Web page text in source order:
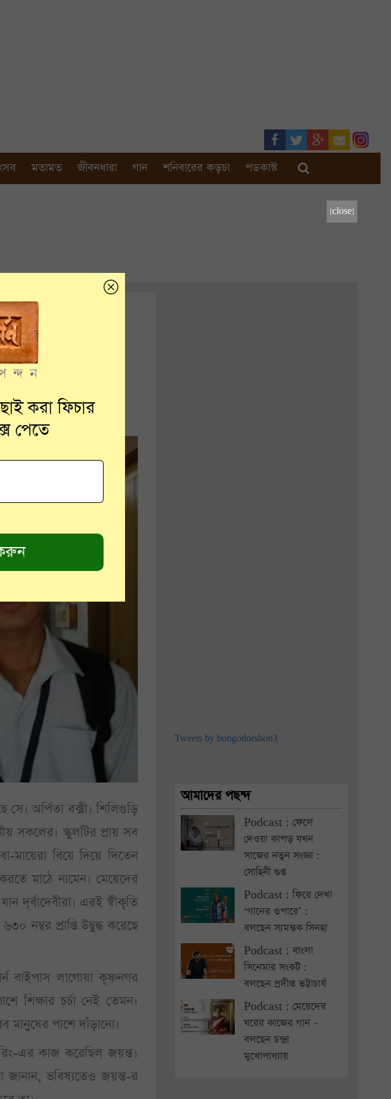
মতামত জীবনধারা গান শনিবারের কড়চা পডকাস্ট
[close]
অর্পিতা বক্সী। শিলিগুড়ি
সকলের। স্কুলটির প্রায় সব
মায়েরা বিয়ে দিয়ে দিতেন
করতে মাঠে নামেন। মেয়েদের
দূর্বাদেবীরা। এরই স্বীকৃতি
নম্বর প্রাপ্তি উদ্বুদ্ধ করেছে
বাইপাস লাগোয়া কৃষ্ণনগর
শিক্ষার চর্চা নেই তেমন।
পাশে দাঁড়ানো।
এর কাজ করেছিল জয়ন্ত।
জানান, ভবিষ্যতেও জয়ন্ত-র
Tweets by bongodorshon3
আমাদের পছন্দ
Podcast : ফেলে
দেওয়া কাপড় যখন
সাজের নতুন সংজ্ঞা :
সোহিনী গুপ্ত
Podcast : ফিরে দেখা
‘গানের ওপারে’ :
বলছেন স্যমন্তক সিনহা
Podcast : বাংলা
সিনেমার সংকট :
বলছেন প্রদীপ্ত ভট্টাচার্য
Podcast : মেয়েদের
ঘরের কাজের গান –
বলছেন চন্দ্রা
মুখোপাধ্যায়
করা ফিচার
পেতে